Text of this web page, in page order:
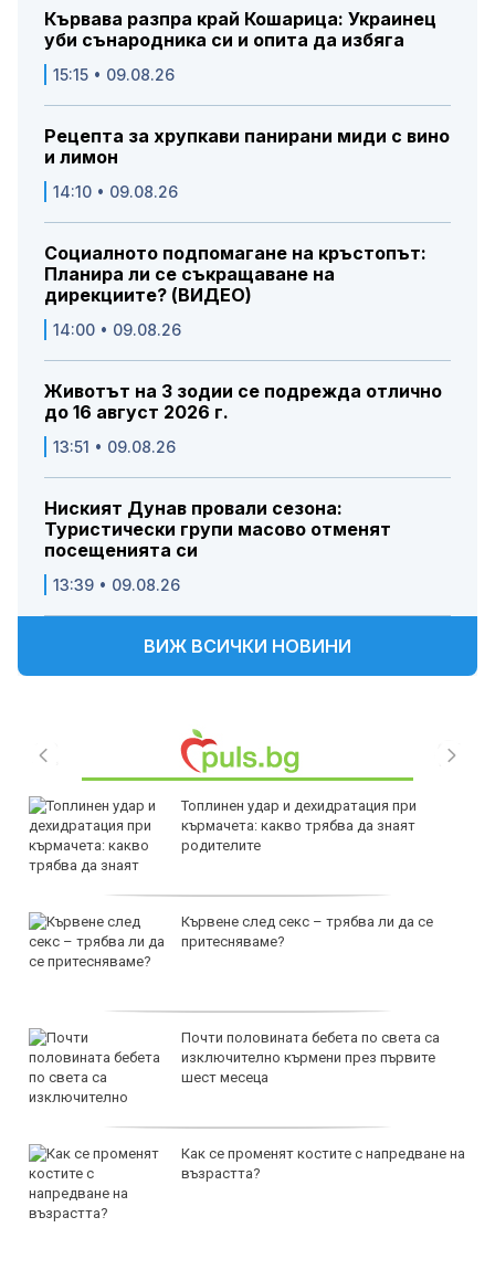
Кървава разпра край Кошарица: Украинец
уби сънародника си и опита да избяга
15:15 • 09.08.26
Рецепта за хрупкави панирани миди с вино
и лимон
14:10 • 09.08.26
Социалното подпомагане на кръстопът:
Планира ли се съкращаване на
дирекциите? (ВИДЕО)
14:00 • 09.08.26
Животът на 3 зодии се подрежда отлично
до 16 август 2026 г.
13:51 • 09.08.26
Ниският Дунав провали сезона:
Туристически групи масово отменят
посещенията си
13:39 • 09.08.26
ВИЖ ВСИЧКИ НОВИНИ
Топлинен удар и дехидратация при
кърмачета: какво трябва да знаят
родителите
Кървене след секс – трябва ли да се
притесняваме?
Почти половината бебета по света са
изключително кърмени през първите
шест месеца
Как се променят костите с напредване на
възрастта?